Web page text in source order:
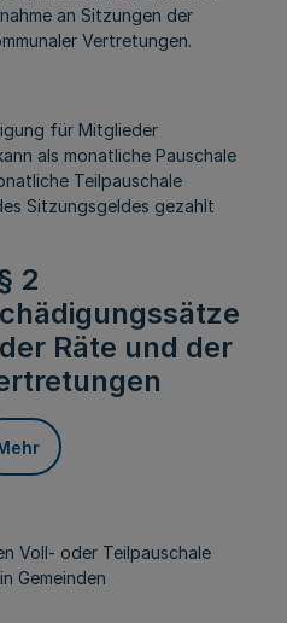
an Sitzungen der
Vertretungen.
für Mitglieder
als monatliche Pauschale
Teilpauschale
Sitzungsgeldes gezahlt
2
Räte und der
Voll- oder Teilpauschale
Gemeinden